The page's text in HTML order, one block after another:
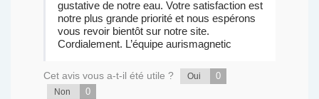
gustative de notre eau. Votre satisfaction est
notre plus grande priorité et nous espérons
vous revoir bientôt sur notre site.
Cordialement. L’équipe aurismagnetic
Cet avis vous a-t-il été utile ? Oui 0
Non 0